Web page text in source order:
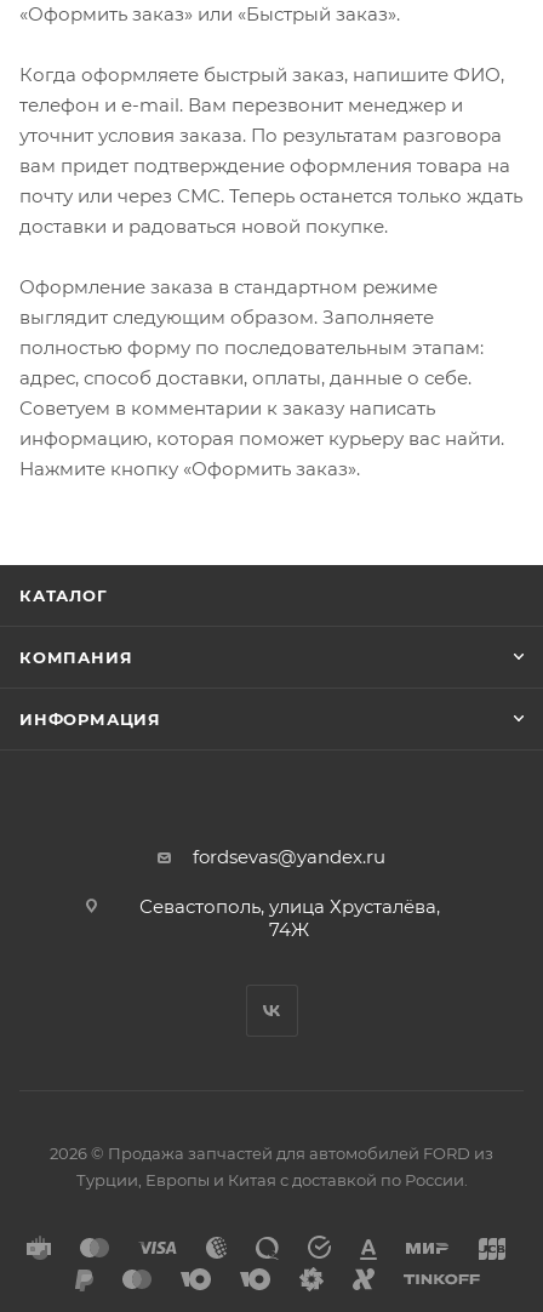
«Оформить заказ» или «Быстрый заказ».
Когда оформляете быстрый заказ, напишите ФИО,
телефон и e-mail. Вам перезвонит менеджер и
уточнит условия заказа. По результатам разговора
вам придет подтверждение оформления товара на
почту или через СМС. Теперь останется только ждать
доставки и радоваться новой покупке.
Оформление заказа в стандартном режиме
выглядит следующим образом. Заполняете
полностью форму по последовательным этапам:
адрес, способ доставки, оплаты, данные о себе.
Советуем в комментарии к заказу написать
информацию, которая поможет курьеру вас найти.
Нажмите кнопку «Оформить заказ».
КАТАЛОГ
КОМПАНИЯ
ИНФОРМАЦИЯ
fordsevas@yandex.ru
Севастополь, улица Хрусталёва,
74Ж
2026 © Продажа запчастей для автомобилей FORD из
Турции, Европы и Китая с доставкой по России.